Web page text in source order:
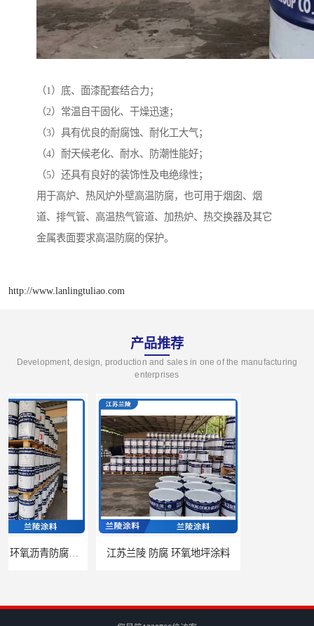
（1）底、面漆配套结合力；
（2）常温自干固化、干燥迅速；
（3）具有优良的耐腐蚀、耐化工大气；
（4）耐天候老化、耐水、防潮性能好；
（5）还具有良好的装饰性及电绝缘性；
用于高炉、热风炉外壁高温防腐，也可用于烟囱、烟
道、排气管、高温热气管道、加热炉、热交换器及其它
金属表面要求高温防腐的保护。
http://www.lanlingtuliao.com
产品推荐
Development, design, production and sales in one of the manufacturing
enterprises
江苏兰陵 防腐 环氧地坪涂料